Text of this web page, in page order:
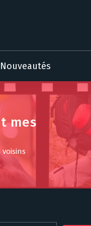
Nouveautés
mes
voisins